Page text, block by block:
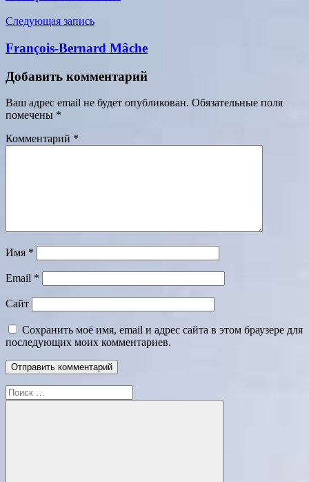
записям
Следующая запись
François-Bernard Mâche
Добавить комментарий
Ваш адрес email не будет опубликован. Обязательные поля
помечены *
Комментарий *
Имя *
Email *
Сайт
Сохранить моё имя, email и адрес сайта в этом браузере для
последующих моих комментариев.
Поиск
для: